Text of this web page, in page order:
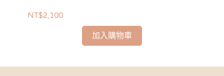
NT$2,100
加入購物車